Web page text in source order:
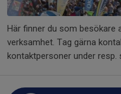
Här finner du som besökare
verksamhet. Tag gärna
kontaktpersoner under resp.